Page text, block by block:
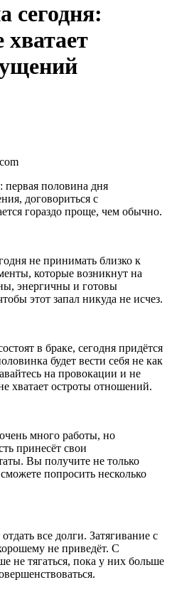
сегодня:
первая половина дня
договориться с
гораздо проще, чем обычно.
не принимать близко к
которые возникнут на
энергичны и готовы
этот запал никуда не исчез.
в браке, сегодня придётся
будет вести себя не как
на провокации и не
хватает остроты отношений.
много работы, но
принесёт свои
Вы получите не только
попросить несколько
все долги. Затягивание с
не приведёт. С
не тягаться, пока у них больше